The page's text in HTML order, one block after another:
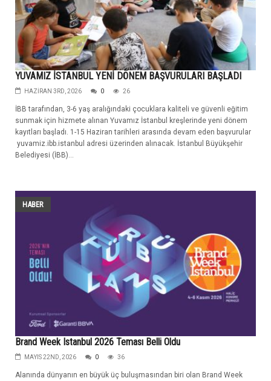
YUVAMIZ İSTANBUL YENİ DÖNEM BAŞVURULARI BAŞLADI
HAZIRAN 3RD, 2026 0 26
İBB tarafından, 3-6 yaş aralığındaki çocuklara kaliteli ve güvenli eğitim
sunmak için hizmete alınan Yuvamız İstanbul kreşlerinde yeni dönem
kayıtları başladı. 1-15 Haziran tarihleri arasında devam eden başvurular
yuvamiz.ibb.istanbul adresi üzerinden alınacak. İstanbul Büyükşehir
Belediyesi (İBB)...
HABER
Brand Week Istanbul 2026 Teması Belli Oldu
MAYIS 22ND, 2026 0 36
Alanında dünyanın en büyük üç buluşmasından biri olan Brand Week